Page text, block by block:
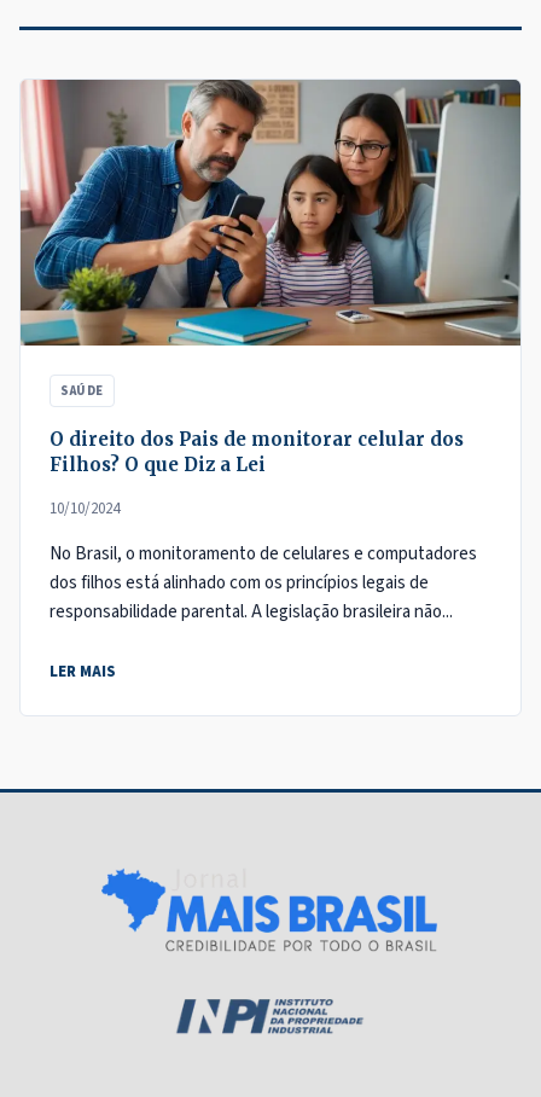
SAÚDE
O direito dos Pais de monitorar celular dos
Filhos? O que Diz a Lei
10/10/2024
No Brasil, o monitoramento de celulares e computadores
dos filhos está alinhado com os princípios legais de
responsabilidade parental. A legislação brasileira não...
LER MAIS